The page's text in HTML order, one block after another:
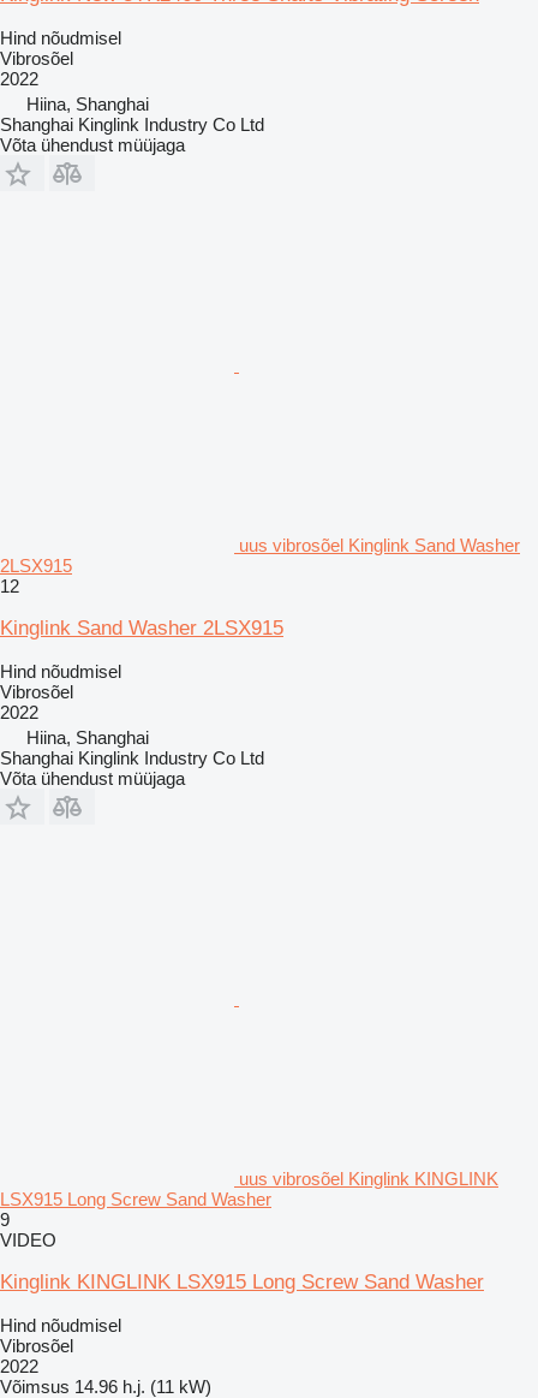
Hind nõudmisel
Vibrosõel
2022
Hiina, Shanghai
Shanghai Kinglink Industry Co Ltd
Võta ühendust müüjaga
uus vibrosõel Kinglink Sand Washer
2LSX915
12
Kinglink Sand Washer 2LSX915
Hind nõudmisel
Vibrosõel
2022
Hiina, Shanghai
Shanghai Kinglink Industry Co Ltd
Võta ühendust müüjaga
uus vibrosõel Kinglink KINGLINK
LSX915 Long Screw Sand Washer
9
VIDEO
Kinglink KINGLINK LSX915 Long Screw Sand Washer
Hind nõudmisel
Vibrosõel
2022
Võimsus 14.96 h.j. (11 kW)